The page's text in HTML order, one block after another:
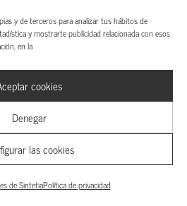
y de terceros para analizar tus hábitos de
y mostrarte publicidad relacionada con esos
en la
cookies
Denegar
las cookies
de SintetiaPolítica de privacidad